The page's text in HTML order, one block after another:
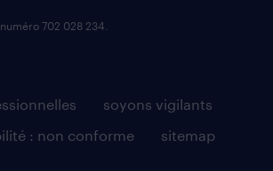
soyons vigilants
: non conforme
sitemap
702 028 234.